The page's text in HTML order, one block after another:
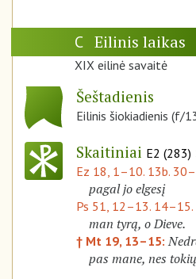
C Eilinis laikas
XIX eilinė savaitė
Šeštadienis
Eilinis šiokiadienis (f/
Skaitiniai E2 (283)
Ez 18, 1–10. 13b.
pagal jo elgesį
Ps 51, 12–13.
man tyrą, o Dieve.
† Mt 19, 13–15:
pas mane, nes